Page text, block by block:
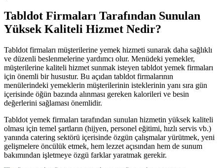
Tabldot Firmaları Tarafından Sunulan
Yüksek Kaliteli Hizmet Nedir?
Tabldot firmaları müşterilerine yemek hizmeti sunarak daha sağlıklı
ve düzenli beslenmelerine yardımcı olur. Menüdeki yemekler,
müşterilerine kaliteli hizmet sunmak isteyen tabldot yemek firmaları
için önemli bir husustur. Bu açıdan tabldot firmalarının
menülerindeki yemeklerin müşterilerinin isteklerinin yanı sıra gün
içerisinde öğün bazında alınması gereken kalorileri ve besin
değerlerini sağlaması önemlidir.
Tabldot yemek firmaları tarafından sunulan hizmetin yüksek kaliteli
olması için temel şartların (hijyen, personel eğitimi, hızlı servis vb.)
yanında catering sektörü içerisinde özgün çalışmalar yürütmek, yeni
gelişmelere öncülük etmek, hem lezzet açısından hem de sunum
bakımından işletmeye özgü farklar yaratmak gerekir.